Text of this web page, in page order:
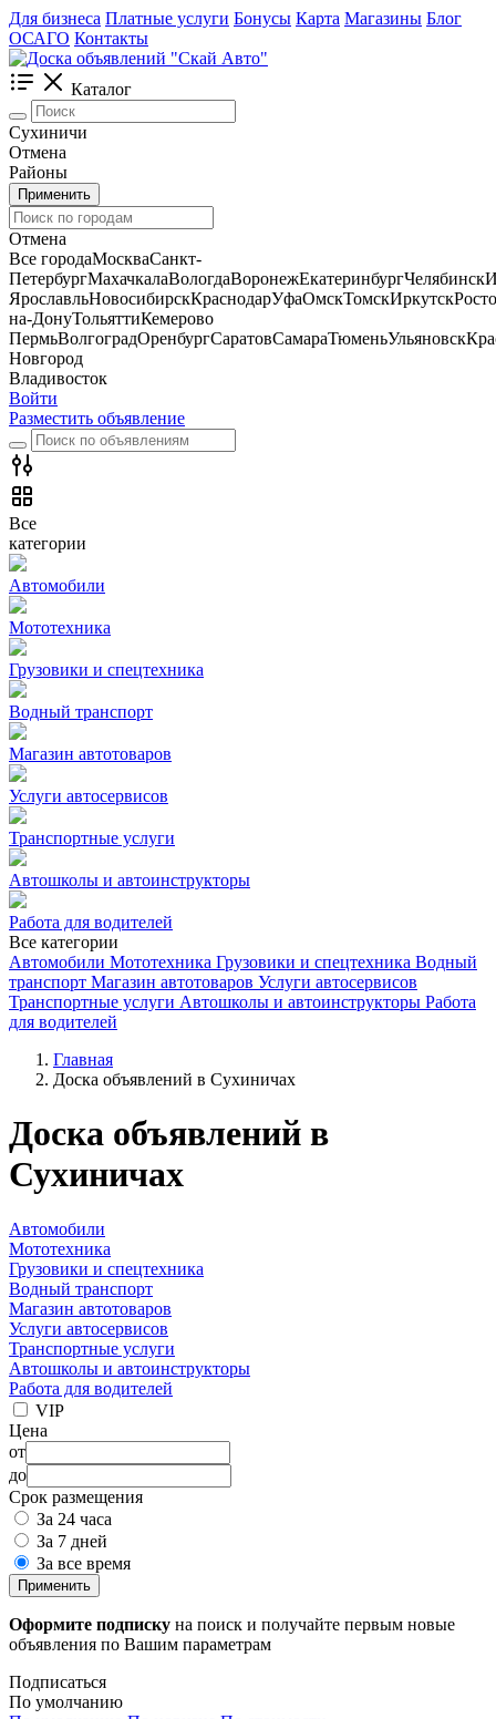
Для бизнеса Платные услуги Бонусы Карта Магазины Блог
ОСАГО Контакты
Каталог
Сухиничи
Отмена
Районы
Применить
Отмена
Все городаМоскваСанкт-
ПетербургМахачкалаВологдаВоронежЕкатеринбургЧелябинск
ЯрославльНовосибирскКраснодарУфаОмскТомскИркутск
на-ДонуТольяттиКемерово
ПермьВолгоградОренбургСаратовСамараТюменьУльяновск
Новгород
Владивосток
Войти
Разместить объявление
Все
категории
Автомобили
Мототехника
Грузовики и спецтехника
Водный транспорт
Магазин автотоваров
Услуги автосервисов
Транспортные услуги
Автошколы и автоинструкторы
Работа для водителей
Все категории
Автомобили Мототехника Грузовики и спецтехника Водный
транспорт Магазин автотоваров Услуги автосервисов
Транспортные услуги Автошколы и автоинструкторы Работа
для водителей
Главная
Доска объявлений в Сухиничах
Доска объявлений в
Сухиничах
Автомобили
Мототехника
Грузовики и спецтехника
Водный транспорт
Магазин автотоваров
Услуги автосервисов
Транспортные услуги
Автошколы и автоинструкторы
Работа для водителей
VIP
Цена
от
до
Срок размещения
За 24 часа
За 7 дней
За все время
Применить
Оформите подписку на поиск и получайте первым новые
объявления по Вашим параметрам
Подписаться
По умолчанию